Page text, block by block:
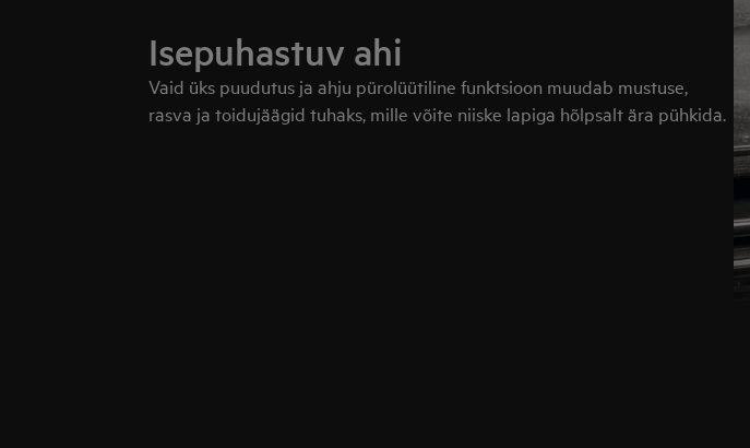
Isepuhastuv ahi
Vaid üks puudutus ja ahju pürolüütiline funktsioon muudab mustuse,
rasva ja toidujäägid tuhaks, mille võite niiske lapiga hõlpsalt ära pühkida.